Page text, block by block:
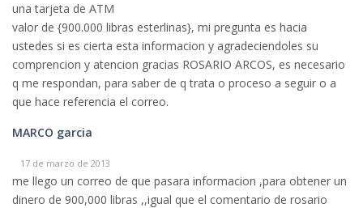
una tarjeta de ATM
valor de {900.000 libras esterlinas}, mi pregunta es hacia
ustedes si es cierta esta informacion y agradeciendoles su
comprencion y atencion gracias ROSARIO ARCOS, es necesario
q me respondan, para saber de q trata o proceso a seguir o a
que hace referencia el correo.
MARCO garcia
17 de marzo de 2013
me llego un correo de que pasara informacion ,para obtener un
dinero de 900,000 libras ,,igual que el comentario de rosario